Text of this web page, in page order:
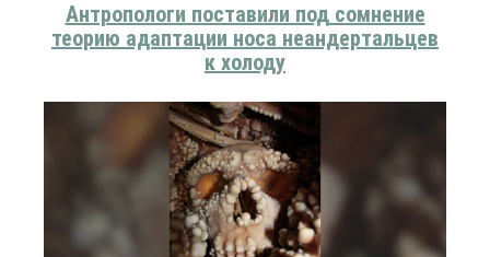
Антропологи поставили под сомнение
теорию адаптации носа неандертальцев
к холоду